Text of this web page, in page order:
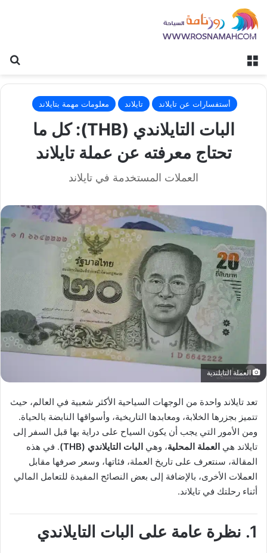
أستفسارات عن تايلاند تايلاند معلومات مهمة بتايلاند
البات التايلاندي (THB): كل ما
تحتاج معرفته عن عملة تايلاند
العملات المستخدمة في تايلاند
العملة التايلندية
تعد تايلاند واحدة من الوجهات السياحية الأكثر شعبية في العالم، حيث
تتميز بجزرها الخلابة، ومعابدها التاريخية، وأسواقها النابضة بالحياة.
ومن الأمور التي يجب أن يكون السياح على دراية بها قبل السفر إلى
تايلاند هي العملة المحلية، وهي البات التايلاندي (THB)
. في هذه
المقالة، سنتعرف على تاريخ العملة، فئاتها، وسعر صرفها مقابل
العملات الأخرى، بالإضافة إلى بعض النصائح المفيدة للتعامل المالي
أثناء رحلتك في تايلاند.
1. نظرة عامة على البات التايلاندي